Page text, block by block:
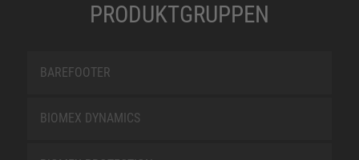
PRODUKTGRUPPEN
BAREFOOTER
BIOMEX DYNAMICS